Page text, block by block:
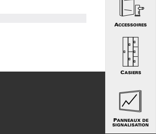
ACCESSOIRES
CASIERS
PANNEAUX DE
SIGNALISATION